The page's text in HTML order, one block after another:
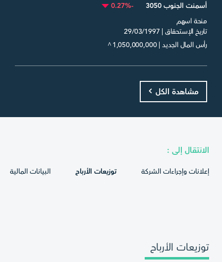
أسمنت الجنوب 3050
-0.27%
منحة اسهم
تاريخ الإستحقاق | 29/03/1997
رأس المال الجديد | 1,050,000,000
^
مشاهدة الكل
الانتقال إلى :
إعلانات وإجراءات الشركة توزيعات الأرباح البيانات المالية
توزيعات الأرباح